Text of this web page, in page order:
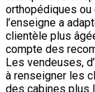
orthopédiques
l’enseigne a
clientèle plus
compte des
Les vendeuses,
à renseigner les
des cabines plus